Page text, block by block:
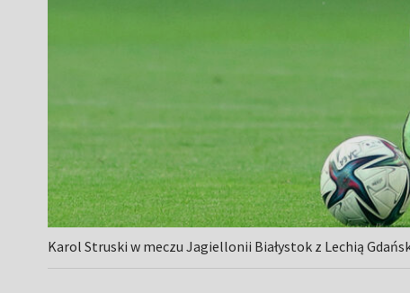
Karol Struski w meczu Jagiellonii Białystok z Lechią